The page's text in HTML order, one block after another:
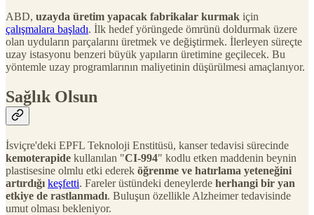
ABD, uzayda üretim yapacak fabrikalar kurmak için
çalışmalara başladı. İlk hedef yörüngede ömrünü doldurmak üzere
olan uyduların parçalarını üretmek ve değiştirmek. İlerleyen süreçte
uzay istasyonu benzeri büyük yapıların üretimine geçilecek. Bu
yöntemle uzay programlarının maliyetinin düşürülmesi amaçlanıyor.
Sağlık Olsun
İsviçre'deki EPFL Teknoloji Enstitüsü, kanser tedavisi sürecinde
kemoterapide kullanılan "CI-994" kodlu etken maddenin beynin
plastisesine olmlu etki ederek öğrenme ve hatırlama yeteneğini
artırdığı keşfetti. Fareler üstündeki deneylerde herhangi bir yan
etkiye de rastlanmadı. Buluşun özellikle Alzheimer tedavisinde
umut olması bekleniyor.